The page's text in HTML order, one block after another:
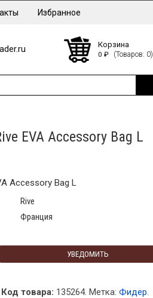
Избранное
Корзина
0 ₽ (Товаров: 0)
EVA Accessory Bag L
Accessory Bag L
Rive
Франция
УВЕДОМИТЬ
Код товара: 135264. Метка: Фидер.